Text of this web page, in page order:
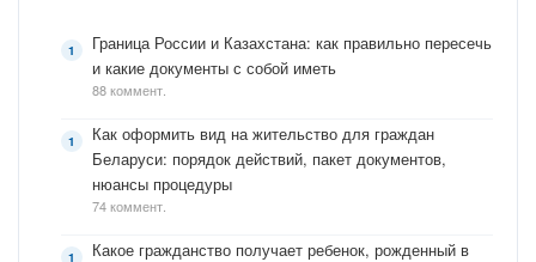
Граница России и Казахстана: как правильно пересечь
и какие документы с собой иметь
88 коммент.
Как оформить вид на жительство для граждан
Беларуси: порядок действий, пакет документов,
нюансы процедуры
74 коммент.
Какое гражданство получает ребенок, рожденный в